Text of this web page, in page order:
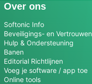
Over ons
Softonic Info
Beveiligings- en
Hulp & Ondersteuning
Banen
Editorial Richtlijnen
Voeg je software / app toe
Online tools